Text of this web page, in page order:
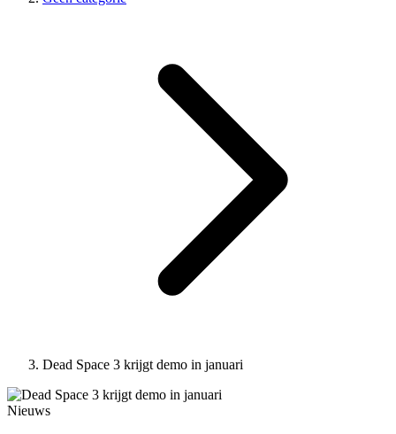
Dead Space 3 krijgt demo in januari
Nieuws